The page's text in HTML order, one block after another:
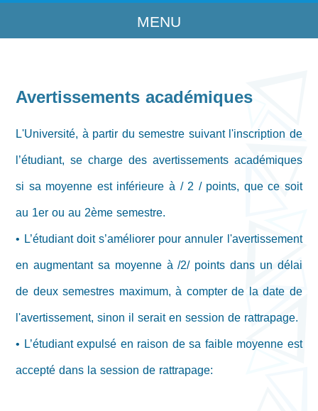
MENU
Avertissements académiques
L'Université, à partir du semestre suivant l'inscription de
l’étudiant, se charge des avertissements académiques
si sa moyenne est inférieure à / 2 / points, que ce soit
au 1er ou au 2ème semestre.
• L’étudiant doit s’améliorer pour annuler l'avertissement
en augmentant sa moyenne à /2/ points dans un délai
de deux semestres maximum, à compter de la date de
l'avertissement, sinon il serait en session de rattrapage.
• L’étudiant expulsé en raison de sa faible moyenne est
accepté dans la session de rattrapage: